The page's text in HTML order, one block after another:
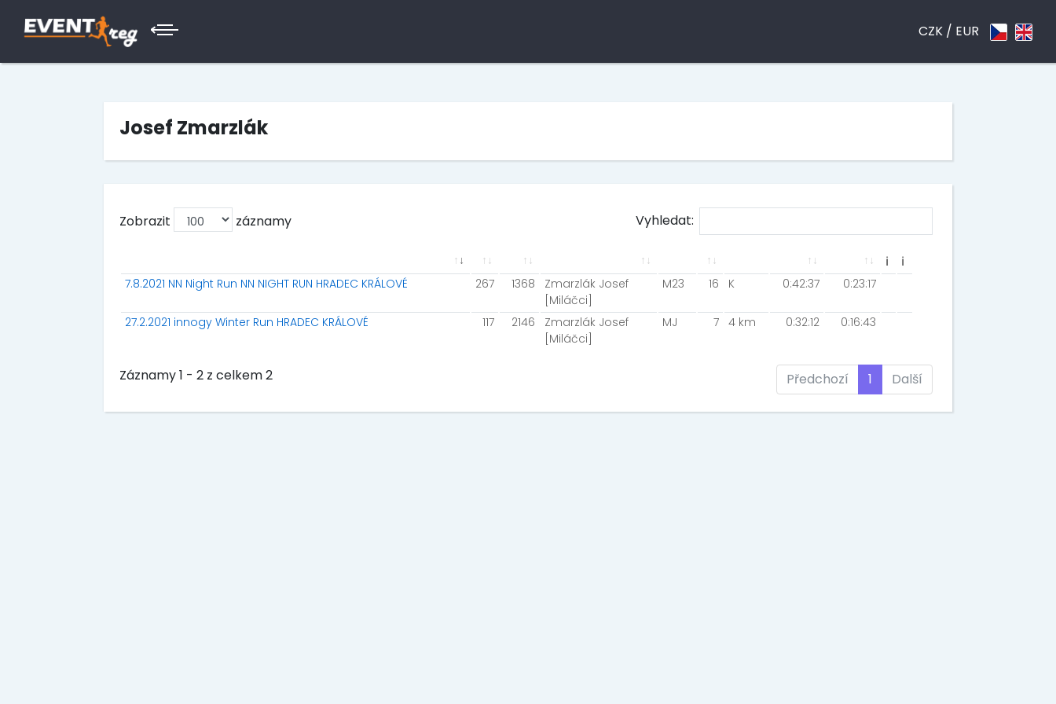
CZK / EUR
Josef Zmarzlák
Zobrazit záznamy Vyhledat:
ℹ
ℹ
7.8.2021 NN Night Run NN NIGHT RUN HRADEC KRÁLOVÉ
267 1368
Zmarzlák Josef
[Miláčci]
M23 16 K 0:42:37 0:23:17
27.2.2021 innogy Winter Run HRADEC KRÁLOVÉ 117 2146
Zmarzlák Josef
[Miláčci]
MJ 7 4 km 0:32:12 0:16:43
Záznamy 1 - 2 z celkem 2 Předchozí 1 Další